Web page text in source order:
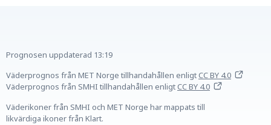
Prognosen uppdaterad 13:19
Väderprognos från MET Norge tillhandahållen enligtCC BY 4.0
Väderprognos från SMHI tillhandahållen enligtCC BY 4.0
Väderikoner från SMHI och MET Norge har mappats till
likvärdiga ikoner från Klart.